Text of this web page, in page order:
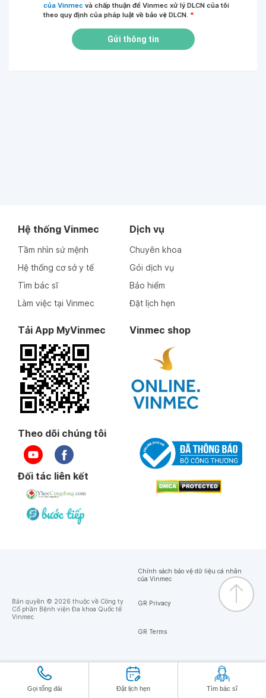
của Vinmec và chấp thuận để Vinmec xử lý DLCN của tôi
theo quy định của pháp luật về bảo vệ DLCN. *
Gửi thông tin
Gọi tổng đài Đặt lịch hẹn Tìm bác sĩ
Hệ thống Vinmec
Tầm nhìn sứ mệnh
Hệ thống cơ sở y tế
Tìm bác sĩ
Làm việc tại Vinmec
Dịch vụ
Chuyên khoa
Gói dịch vụ
Bảo hiểm
Đặt lịch hẹn
Tải App MyVinmec Vinmec shop
Theo dõi chúng tôi
Đối tác liên kết
Bản quyền © 2026 thuộc về Công ty
Cổ phần Bệnh viện Đa khoa Quốc tế
Vinmec
Chính sách bảo vệ dữ liệu cá nhân
của Vinmec
GR Privacy
GR Terms